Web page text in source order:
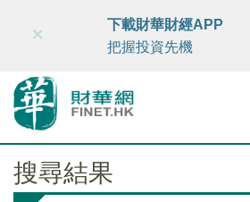
財華智庫網 FINTV FINMETA
×
下載財華財經APP
把握投資先機
搜尋結果